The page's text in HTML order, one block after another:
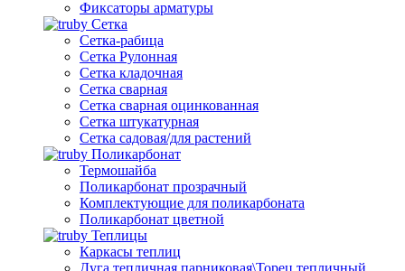
Фиксаторы арматуры
Сетка
Сетка-рабица
Сетка Рулонная
Сетка кладочная
Сетка сварная
Сетка сварная оцинкованная
Сетка штукатурная
Сетка садовая/для растений
Поликарбонат
Термошайба
Поликарбонат прозрачный
Комплектующие для поликарбоната
Поликарбонат цветной
Теплицы
Каркасы теплиц
Дуга тепличная,парниковая\Торец тепличный